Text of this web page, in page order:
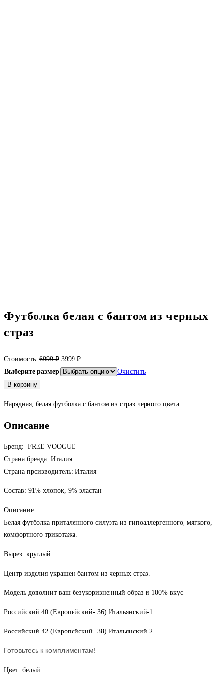
Футболка белая с бантом из черных
страз
Стоимость: 6999₽ Первоначальная
цена
3999 ₽Текущая
цена:
Выберите размер
Очистить
Количество
Футболка
белая
бантом
из
черных
В корзину
Нарядная, белая футболка с бантом из страз черного цвета.
Описание
Бренд: FREE VOOGUE
Страна бренда: Италия
Страна производитель: Италия
Состав: 91% хлопок, 9% эластан
Описание:
Белая футболка приталенного силуэта из гипоаллергенного, мягкого,
комфортного трикотажа.
Вырез: круглый.
Центр изделия украшен бантом из черных страз.
Модель дополнит ваш безукоризненный образ и 100% вкус.
Российский 40 (Европейский- 36) Итальянский-1
Российский 42 (Европейский- 38) Итальянский-2
Готовьтесь к комплиментам!
Цвет: белый.